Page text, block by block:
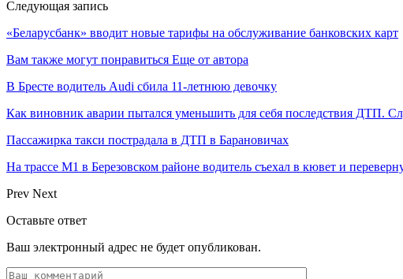
Следующая запись
«Беларусбанк» вводит новые тарифы на обслуживание банковских карт
Вам также могут понравиться Еще от автора
В Бресте водитель Audi сбила 11-летнюю девочку
Как виновник аварии пытался уменьшить для себя последствия ДТП.
Пассажирка такси пострадала в ДТП в Барановичах
На трассе М1 в Березовском районе водитель съехал в кювет и
Prev Next
Оставьте ответ
Ваш электронный адрес не будет опубликован.